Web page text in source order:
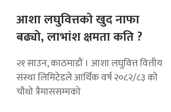
आशा लघुवित्तको खुद नाफा
बढ्यो, लाभांश क्षमता कति ?
२१ साउन, काठमाडौं । आशा लघुवित्त वित्तीय
संस्था लिमिटेडले आर्थिक वर्ष २०८२/८३ को
चौथो त्रैमाससम्मको